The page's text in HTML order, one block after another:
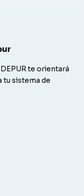
te orientará
tu sistema de